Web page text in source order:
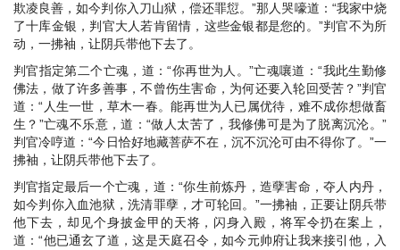
欺凌良善，如今判你入刀山狱，偿还罪愆。”那人哭嚎道：“我家中烧
了十库金银，判官大人若肯留情，这些金银都是您的。”判官不为所
动，一拂袖，让阴兵带他下去了。
判官指定第二个亡魂，道：“你再世为人。”亡魂嚷道：“我此生勤修
佛法，做了许多善事，不曾伤生害命，为何还要入轮回受苦？”判官
道：“人生一世，草木一春。能再世为人已属优待，难不成你想做畜
生？”亡魂不乐意，道：“做人太苦了，我修佛可是为了脱离沉沦。”
判官冷哼道：“今日恰好地藏菩萨不在，沉不沉沦可由不得你了。”一
拂袖，让阴兵带他下去了。
判官指定最后一个亡魂，道：“你生前炼丹，造孽害命，夺人内丹，
如今判你入血池狱，洗清罪孽，才可轮回。”一拂袖，正要让阴兵带
他下去，却见个身披金甲的天将，闪身入殿，将军令扔在案上，
道：“他已通玄了道，这是天庭召令，如今元帅府让我来接引他，入